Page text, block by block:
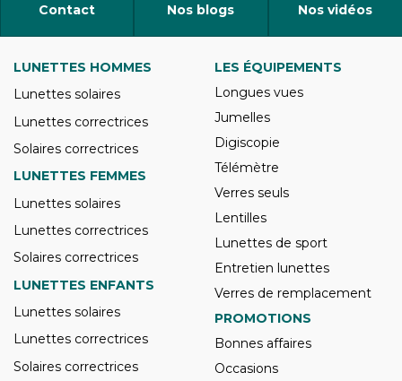
Contact Nos blogs Nos vidéos
LUNETTES HOMMES
Lunettes solaires
Lunettes correctrices
Solaires correctrices
LUNETTES FEMMES
Lunettes solaires
Lunettes correctrices
Solaires correctrices
LUNETTES ENFANTS
Lunettes solaires
Lunettes correctrices
Solaires correctrices
LES ÉQUIPEMENTS
Longues vues
Jumelles
Digiscopie
Télémètre
Verres seuls
Lentilles
Lunettes de sport
Entretien lunettes
Verres de remplacement
PROMOTIONS
Bonnes affaires
Occasions